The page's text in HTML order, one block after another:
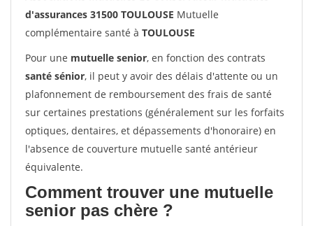
d'assurances 31500 TOULOUSE Mutuelle
complémentaire santé à TOULOUSE
Pour une mutuelle senior, en fonction des contrats
santé sénior, il peut y avoir des délais d'attente ou un
plafonnement de remboursement des frais de santé
sur certaines prestations (généralement sur les forfaits
optiques, dentaires, et dépassements d'honoraire) en
l'absence de couverture mutuelle santé antérieur
équivalente.
Comment trouver une mutuelle
senior pas chère ?